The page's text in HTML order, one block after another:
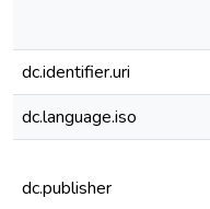
dc.identifier.uri
dc.language.iso
dc.publisher